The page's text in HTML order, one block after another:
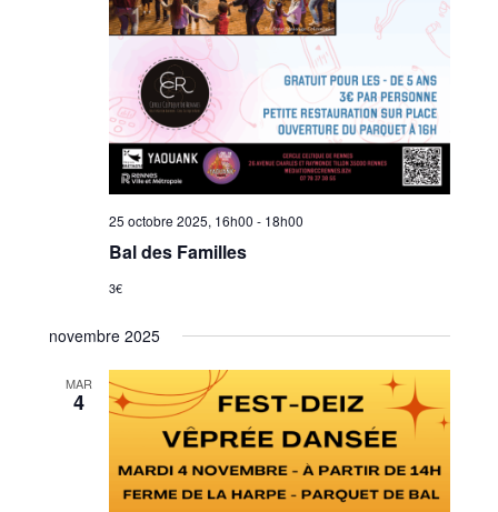
25 octobre 2025, 16h00 - 18h00
Bal des Familles
3€
novembre 2025
MAR
4